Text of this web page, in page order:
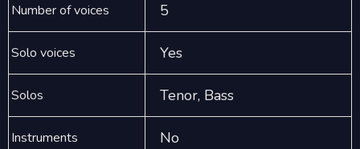
Number of voices 5
Solo voices Yes
Solos Tenor, Bass
Instruments No